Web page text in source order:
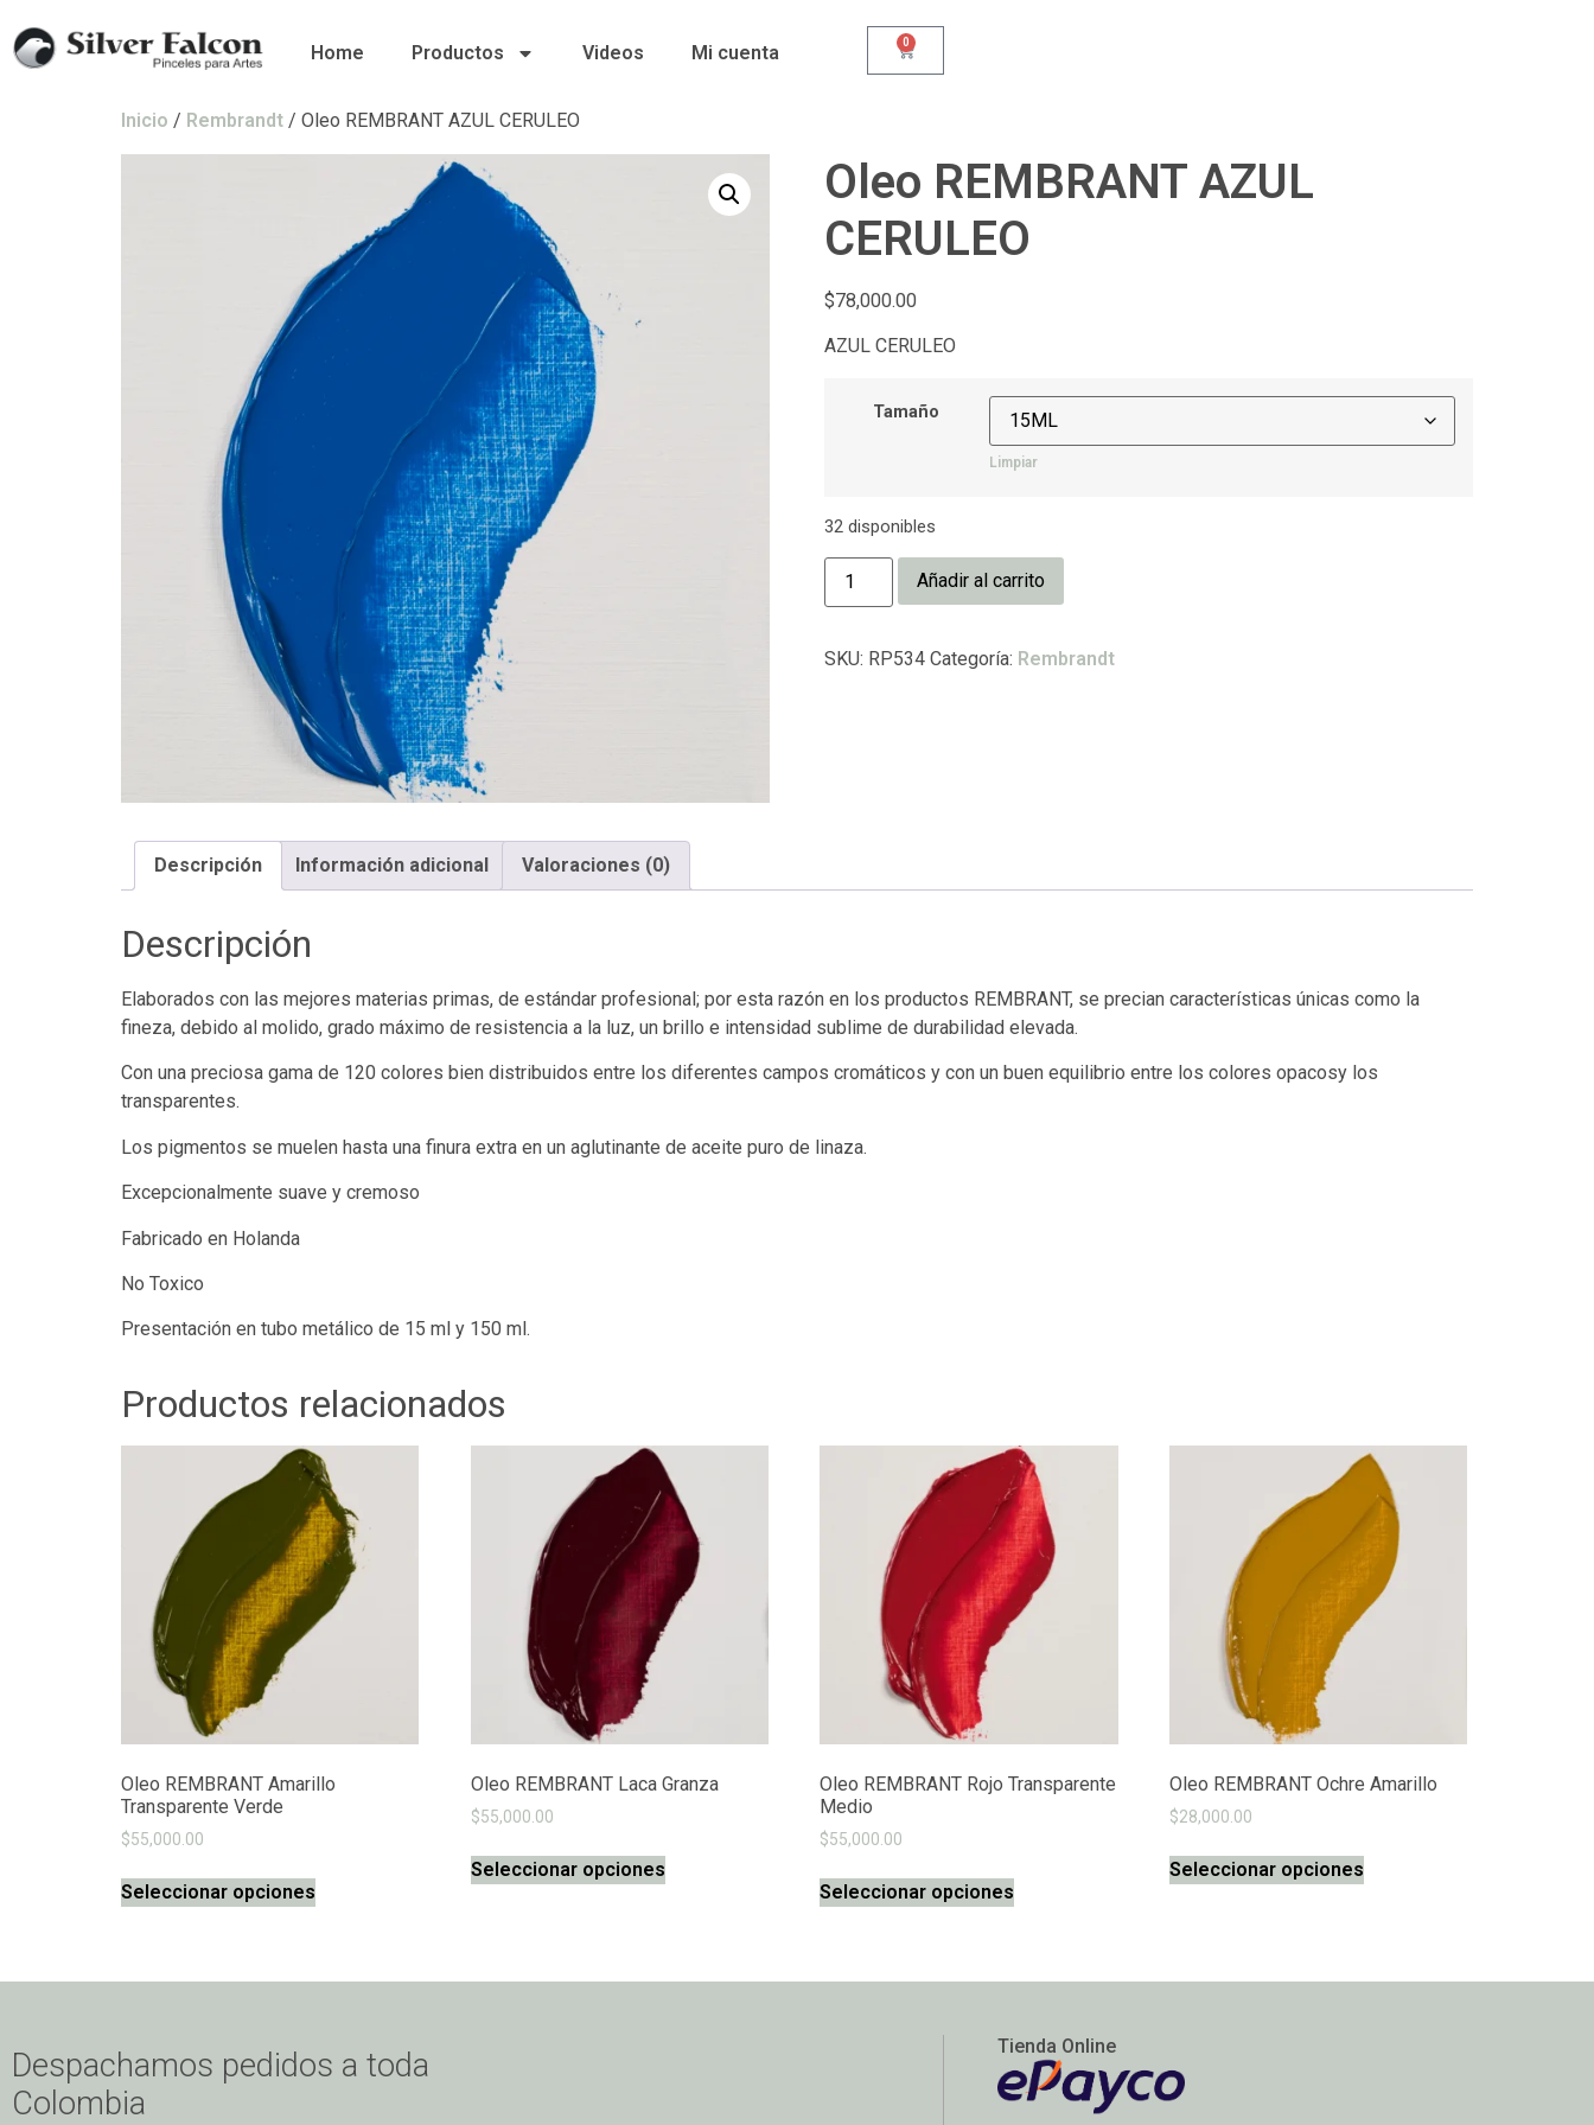
Home Productos Videos Mi cuenta 0
Inicio / Rembrandt / Oleo REMBRANT AZUL CERULEO
Oleo REMBRANT AZUL
CERULEO
$78,000.00
AZUL CERULEO
Tamaño
Limpiar
32 disponibles
Añadir al carrito
SKU: RP534 Categoría: Rembrandt
Descripción Información adicional Valoraciones (0)
Descripción
Elaborados con las mejores materias primas, de estándar profesional; por esta razón en los productos REMBRANT, se precian características únicas como la
fineza, debido al molido, grado máximo de resistencia a la luz, un brillo e intensidad sublime de durabilidad elevada.
Con una preciosa gama de 120 colores bien distribuidos entre los diferentes campos cromáticos y con un buen equilibrio entre los colores opacosy los
transparentes.
Los pigmentos se muelen hasta una finura extra en un aglutinante de aceite puro de linaza.
Excepcionalmente suave y cremoso
Fabricado en Holanda
No Toxico
Presentación en tubo metálico de 15 ml y 150 ml.
Productos relacionados
Oleo REMBRANT Amarillo
Transparente Verde
$55,000.00
Seleccionar opciones
Oleo REMBRANT Laca Granza
$55,000.00
Seleccionar opciones
Oleo REMBRANT Rojo Transparente
Medio
$55,000.00
Seleccionar opciones
Oleo REMBRANT Ochre Amarillo
$28,000.00
Seleccionar opciones
Despachamos pedidos a toda
Colombia
Tienda Online